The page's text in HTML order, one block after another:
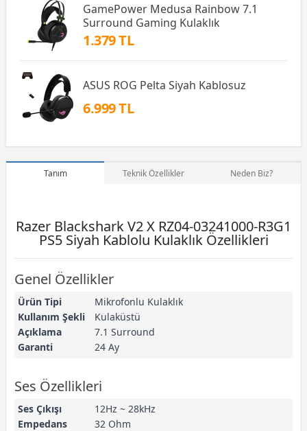
GamePower Medusa Rainbow 7.1
Surround Gaming Kulaklık
1.379 TL
ASUS ROG Pelta Siyah Kablosuz
6.999 TL
Tanım Teknik Özellikler Neden Biz?
Razer Blackshark V2 X RZ04-03241000-R3G1
PS5 Siyah Kablolu Kulaklık Özellikleri
Genel Özellikler
Ürün Tipi
Mikrofonlu Kulaklık
Kullanım Şekli
Kulaküstü
Açıklama
7.1 Surround
Garanti
24 Ay
Ses Özellikleri
Ses Çıkışı
12Hz ~ 28kHz
Empedans
32 Ohm